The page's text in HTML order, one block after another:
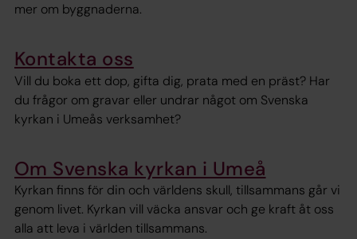
mer om byggnaderna.
Kontakta oss
Vill du boka ett dop, gifta dig, prata med en präst? Har
du frågor om gravar eller undrar något om Svenska
kyrkan i Umeås verksamhet?
Om Svenska kyrkan i Umeå
Kyrkan finns för din och världens skull, tillsammans går vi
genom livet. Kyrkan vill väcka ansvar och ge kraft åt oss
alla att leva i världen tillsammans.